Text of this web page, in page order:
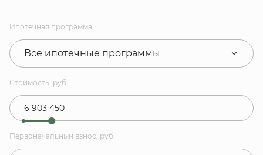
Ипотечная программа
Все ипотечные программы
Стоимость, руб.
Первоначальный взнос, руб.